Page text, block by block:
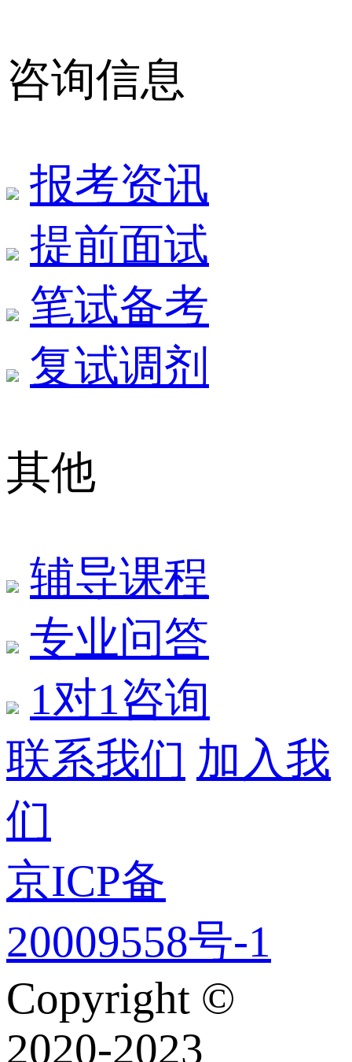
咨询信息
报考资讯
提前面试
笔试备考
复试调剂
其他
辅导课程
专业问答
1对1咨询
联系我们 加入我
们
京ICP备
20009558号-1
Copyright ©
2020-2023